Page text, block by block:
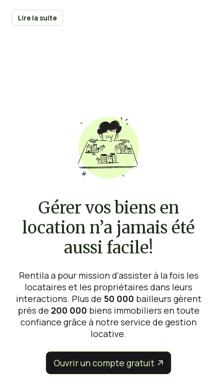
« Nouveau modèle ». Lorsque vous créez un modèle
personnalisé,
Lire la suite
Gérer vos biens en
location n’a jamais été
aussi facile!
Rentila a pour mission d'assister à la fois les
locataires et les propriétaires dans leurs
interactions. Plus de 50 000 bailleurs gèrent
près de 200 000 biens immobiliers en toute
confiance grâce à notre service de gestion
locative.
Ouvrir un compte gratuit 